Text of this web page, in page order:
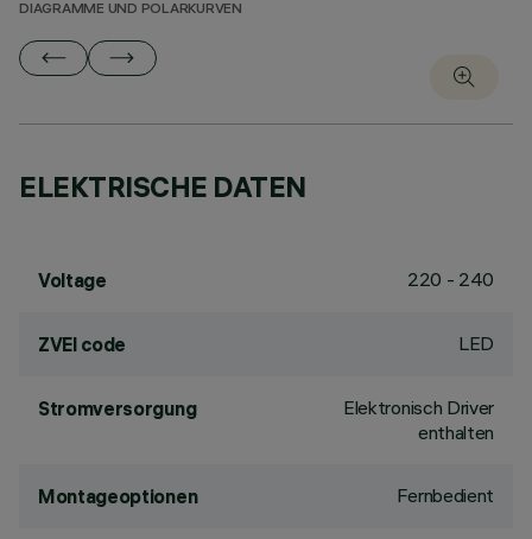
DIAGRAMME UND POLARKURVEN
ELEKTRISCHE DATEN
Voltage 220 - 240
ZVEI code LED
Stromversorgung
Elektronisch Driver
enthalten
Montageoptionen Fernbedient